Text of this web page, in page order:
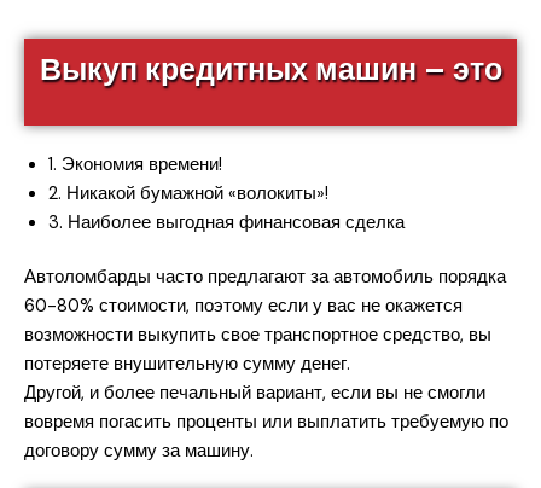
Выкуп кредитных машин – это
1. Экономия времени!
2. Никакой бумажной «волокиты»!
3. Наиболее выгодная финансовая сделка
Автоломбарды часто предлагают за автомобиль порядка
60-80% стоимости, поэтому если у вас не окажется
возможности выкупить свое транспортное средство, вы
потеряете внушительную сумму денег.
Другой, и более печальный вариант, если вы не смогли
вовремя погасить проценты или выплатить требуемую по
договору сумму за машину.